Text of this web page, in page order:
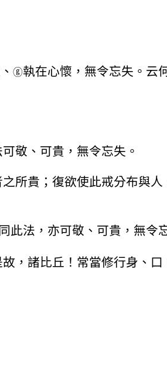
ⓖ執在心懷，無令忘失。云
敬、可貴，無令忘失。
所貴；復欲使此戒分布與
此法，亦可敬、可貴，無令
，諸比丘！常當修行身、